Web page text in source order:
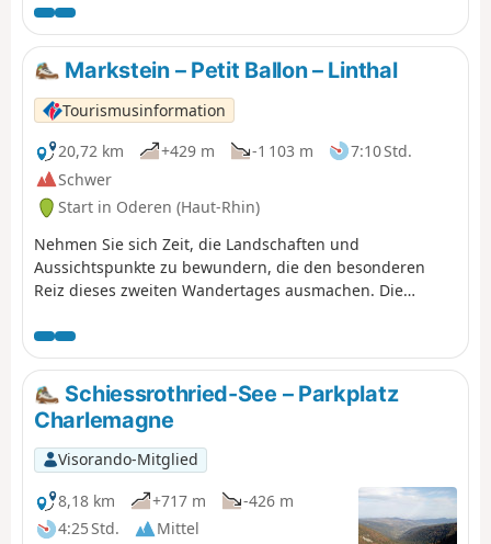
Turckheim. Außerhalb der Dörfer gibt es zahlreiche
Aussichtspunkte, die fast allgegenwärtig sind. Die Dörfer
selbst sind sehr typisch mit hübschen Fachwerkhäusern
und besitzen einen unbestreitbaren Charme. Auch das
kulturelle Erbe ist ebenso gut vertreten.
Markstein – Petit Ballon – Linthal
Tourismusinformation
20,72 km
+429 m -1 103 m
7:10 Std.
Schwer
Start in Oderen (Haut-Rhin)
Nehmen Sie sich Zeit, die Landschaften und
Aussichtspunkte zu bewundern, die den besonderen
Reiz dieses zweiten Wandertages ausmachen. Die
bis zum Petit Ballon, vorbei am Klintzkopf. Auch hier
können Sie die Panoramablicke auf die Ebenen und Täler
zu beiden Seiten des Berges in vollen Zügen genießen.
Auf dieser Route, die durch Wälder und über
Stoppelfelder führt, können Sie die Vielfalt der lokalen
Flora entdecken.
Schiessrothried-See – Parkplatz
Charlemagne
Visorando-Mitglied
8,18 km
+717 m
-426 m
4:25 Std.
Mittel